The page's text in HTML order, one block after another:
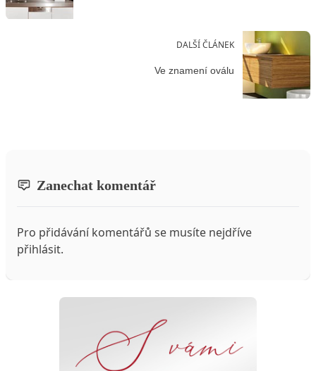
DALŠÍ ČLÁNEK
Ve znamení oválu
Zanechat komentář
Pro přidávání komentářů se musíte nejdříve
přihlásit.